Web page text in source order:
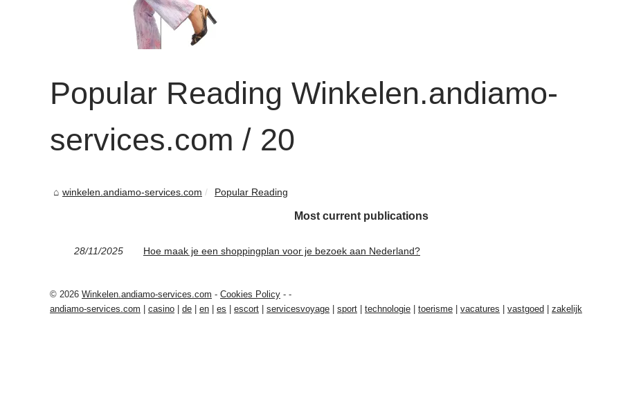
Popular Reading Winkelen.andiamo-
services.com / 20
winkelen.andiamo-services.com Popular Reading
Most current publications
28/11/2025 Hoe maak je een shoppingplan voor je bezoek aan Nederland?
© 2026 Winkelen.andiamo-services.com - Cookies Policy - -
andiamo-services.com
casino de en es escort servicesvoyage sport technologie toerisme vacatures vastgoed zakelijk